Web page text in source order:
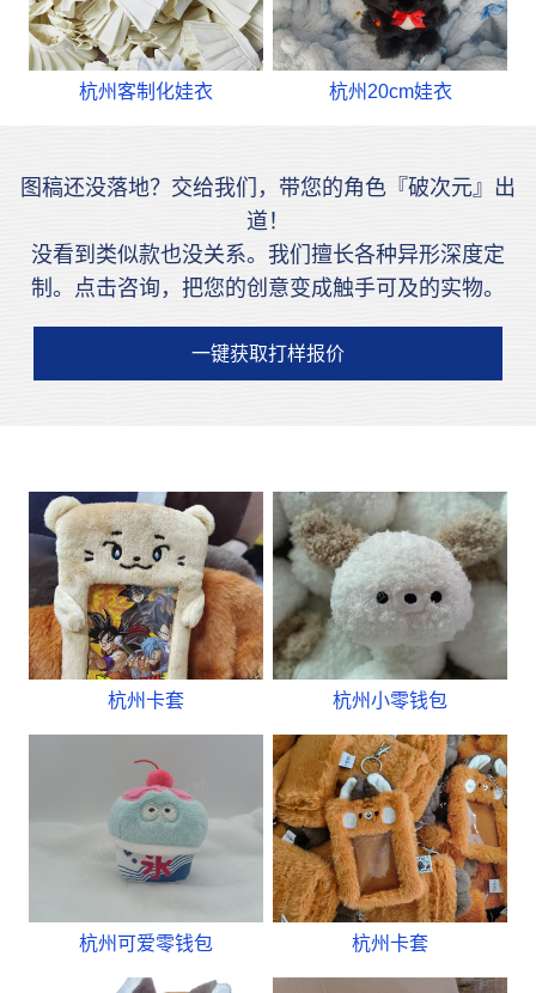
杭州客制化娃衣 杭州20cm娃衣
图稿还没落地？交给我们，带您的角色『破次元』出
道！
没看到类似款也没关系。我们擅长各种异形深度定
制。点击咨询，把您的创意变成触手可及的实物。
一键获取打样报价
杭州卡套 杭州小零钱包
杭州可爱零钱包 杭州卡套